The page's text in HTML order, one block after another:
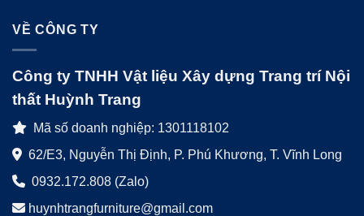
VỀ CÔNG TY
Công ty TNHH Vật liệu Xây dựng Trang trí Nội
thất Huỳnh Trang
Mã số doanh nghiệp: 1301118102
62/E3, Nguyễn Thị Định, P. Phú Khương, T. Vĩnh Long
0932.172.808 (Zalo)
huynhtrangfurniture@gmail.com